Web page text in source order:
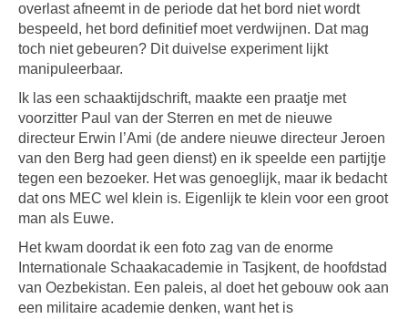
overlast afneemt in de periode dat het bord niet wordt
bespeeld, het bord definitief moet verdwijnen. Dat mag
toch niet gebeuren? Dit duivelse experiment lijkt
manipuleerbaar.
Ik las een schaaktijdschrift, maakte een praatje met
voorzitter Paul van der Sterren en met de nieuwe
directeur Erwin l’Ami (de andere nieuwe directeur Jeroen
van den Berg had geen dienst) en ik speelde een partijtje
tegen een bezoeker. Het was genoeglijk, maar ik bedacht
dat ons MEC wel klein is. Eigenlijk te klein voor een groot
man als Euwe.
Het kwam doordat ik een foto zag van de enorme
Internationale Schaakacademie in Tasjkent, de hoofdstad
van Oezbekistan. Een paleis, al doet het gebouw ook aan
een militaire academie denken, want het is